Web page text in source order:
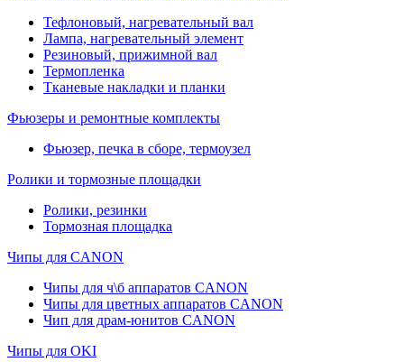
Тефлоновый, нагревательный вал
Лампа, нагревательный элемент
Резиновый, прижимной вал
Термопленка
Тканевые накладки и планки
Фьюзеры и ремонтные комплекты
Фьюзер, печка в сборе, термоузел
Ролики и тормозные площадки
Ролики, резинки
Тормозная площадка
Чипы для CANON
Чипы для ч\б аппаратов CANON
Чипы для цветных аппаратов CANON
Чип для драм-юнитов CANON
Чипы для OKI